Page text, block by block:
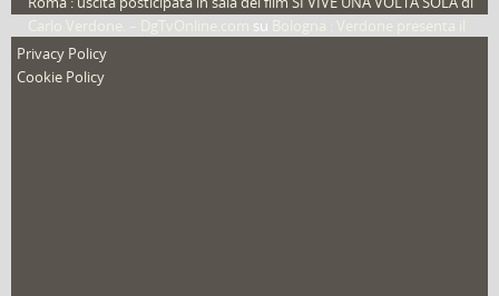
su
nuovo film
Privacy Policy
Cookie Policy